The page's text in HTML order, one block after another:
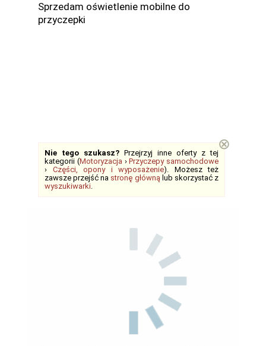
Sprzedam oświetlenie mobilne do
przyczepki
Nie tego szukasz? Przejrzyj inne oferty z tej
kategorii (Motoryzacja ›Przyczepy samochodowe
› Części, opony i wyposażenie). Możesz też
zawsze przejść na stronę głównąlub skorzystać z
wyszukiwarki.
⊗